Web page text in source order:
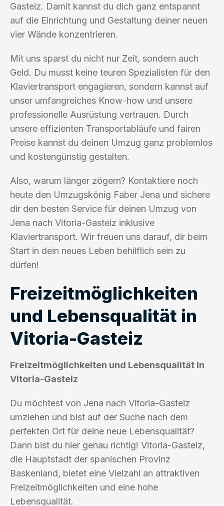
Gasteiz. Damit kannst du dich ganz entspannt
auf die Einrichtung und Gestaltung deiner neuen
vier Wände konzentrieren.
Mit uns sparst du nicht nur Zeit, sondern auch
Geld. Du musst keine teuren Spezialisten für den
Klaviertransport engagieren, sondern kannst auf
unser umfangreiches Know-how und unsere
professionelle Ausrüstung vertrauen. Durch
unsere effizienten Transportabläufe und fairen
Preise kannst du deinen Umzug ganz problemlos
und kostengünstig gestalten.
Also, warum länger zögern? Kontaktiere noch
heute den Umzugskönig Faber Jena und sichere
dir den besten Service für deinen Umzug von
Jena nach Vitoria-Gasteiz inklusive
Klaviertransport. Wir freuen uns darauf, dir beim
Start in dein neues Leben behilflich sein zu
dürfen!
Freizeitmöglichkeiten
und Lebensqualität in
Vitoria-Gasteiz
Freizeitmöglichkeiten und Lebensqualität in
Vitoria-Gasteiz
Du möchtest von Jena nach Vitoria-Gasteiz
umziehen und bist auf der Suche nach dem
perfekten Ort für deine neue Lebensqualität?
Dann bist du hier genau richtig! Vitoria-Gasteiz,
die Hauptstadt der spanischen Provinz
Baskenland, bietet eine Vielzahl an attraktiven
Freizeitmöglichkeiten und eine hohe
Lebensqualität.